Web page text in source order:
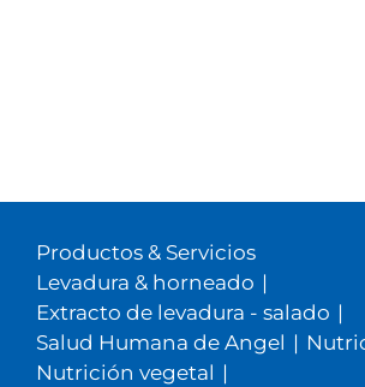
Productos & Servicios
Levadura & horneado |
Extracto de levadura - salado |
Salud Humana de Angel |
Nutrición vegetal |